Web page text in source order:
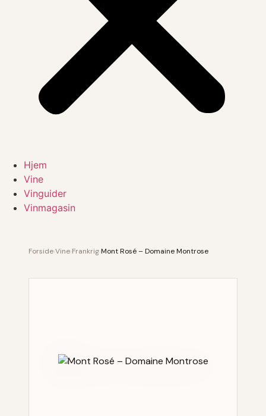
Hjem
Vine
Vinguider
Vinmagasin
ForsideVine FrankrigMont Rosé – Domaine Montrose